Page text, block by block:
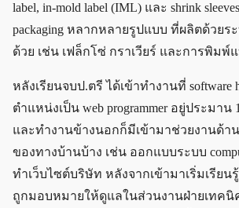
label, in-mold label (IML) และ shrink
packaging หลากหลายรูปแบบ ที่ผลิตด้วย
ด้วย เช่น เฟล็กโซ่ กราเวียร์ และการพิม
หลังเรียนจบป.ตรี ได้เข้าทำงานที่ software
ตำแหน่งเป็น web programmer อยู่ประมาน
และทำงานข้างนอกก็มีเข้ามาช่วยงานด้า
ของทางบ้านบ้าง เช่น ออกแบบระบบ
ทำเว็บไซต์บริษัท หลังจากเข้ามาเริ่มเรียน
ถูกมอบหมายให้ดูแลในส่วนงานฝ่ายเทคนิ